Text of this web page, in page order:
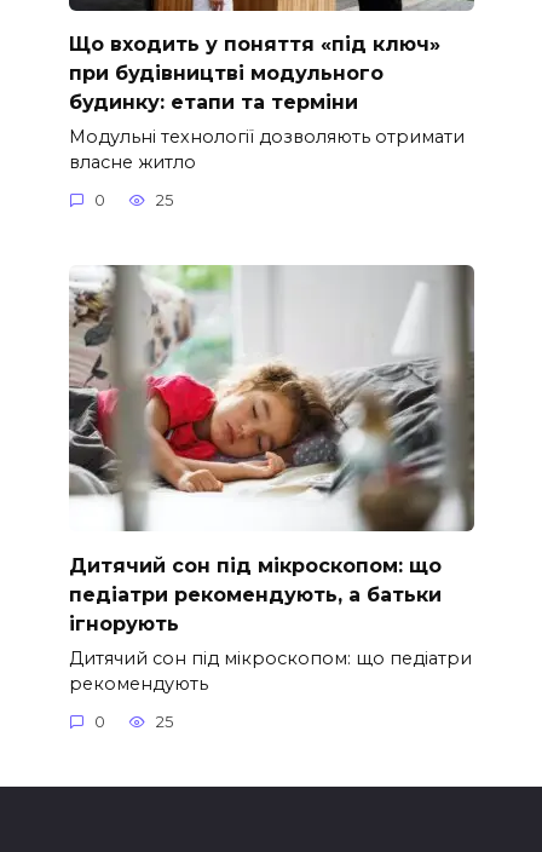
Що входить у поняття «під ключ»
при будівництві модульного
будинку: етапи та терміни
Модульні технології дозволяють отримати
власне житло
0 25
Дитячий сон під мікроскопом: що
педіатри рекомендують, а батьки
ігнорують
Дитячий сон під мікроскопом: що педіатри
рекомендують
0 25